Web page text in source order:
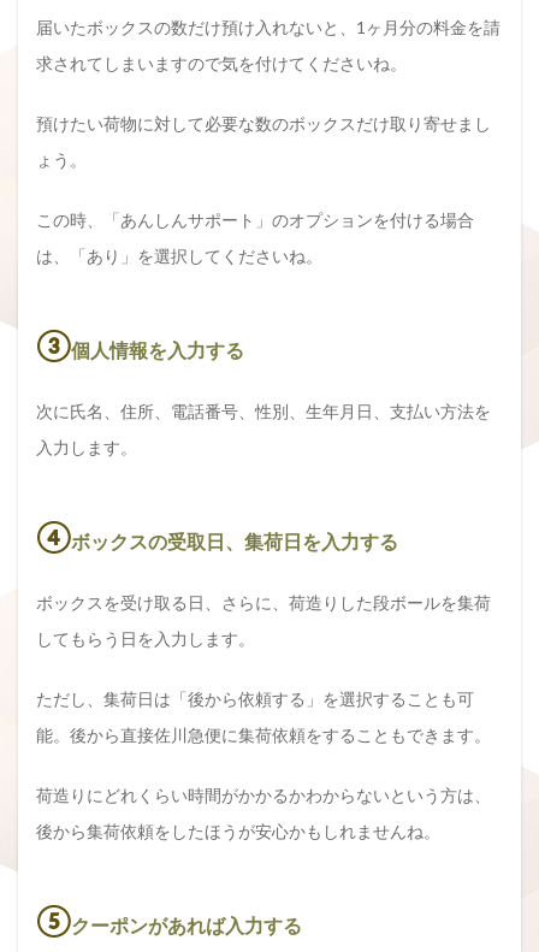
届いたボックスの数だけ預け入れないと、1ヶ月分の料金を請
求されてしまいますので気を付けてくださいね。
預けたい荷物に対して必要な数のボックスだけ取り寄せまし
ょう。
この時、「あんしんサポート」のオプションを付ける場合
は、「あり」を選択してくださいね。
③個人情報を入力する
次に氏名、住所、電話番号、性別、生年月日、支払い方法を
入力します。
④ボックスの受取日、集荷日を入力する
ボックスを受け取る日、さらに、荷造りした段ボールを集荷
してもらう日を入力します。
ただし、集荷日は「後から依頼する」を選択することも可
能。後から直接佐川急便に集荷依頼をすることもできます。
荷造りにどれくらい時間がかかるかわからないという方は、
後から集荷依頼をしたほうが安心かもしれませんね。
⑤クーポンがあれば入力する